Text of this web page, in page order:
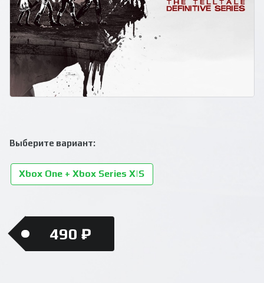
Выберите вариант:
Xbox One + Xbox Series X|S
490 ₽